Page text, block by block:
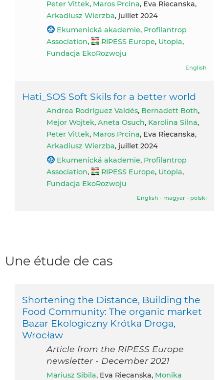
Peter Vittek, Maros Prcina, Eva Riecanska,
Arkadiusz Wierzba, juillet 2024
Ekumenická akademie, Profilantrop
Association, RIPESS Europe, Utopia,
Fundacja EkoRozwoju
English
Hati_SOS Soft Skils for a better world
Andrea Rodríguez Valdés, Bernadett Both,
Mejor Wojtek, Aneta Osuch, Karolina Silna,
Peter Vittek, Maros Prcina, Eva Riecanska,
Arkadiusz Wierzba, juillet 2024
Ekumenická akademie, Profilantrop
Association, RIPESS Europe, Utopia,
Fundacja EkoRozwoju
English - magyar - polski
Une étude de cas
Shortening the Distance, Building the
Food Community: The organic market
Bazar Ekologiczny Krótka Droga,
Wrocław
Article from the RIPESS Europe
newsletter - December 2021
Mariusz Sibila, Eva Riecanska, Monika